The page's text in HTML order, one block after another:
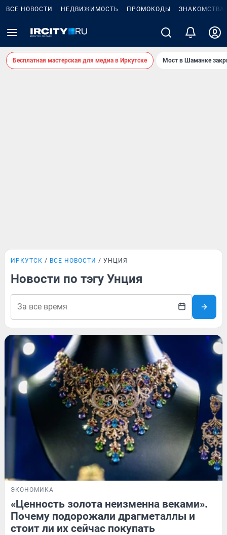
ВСЕ НОВОСТИ НЕДВИЖИМОСТЬ ПРОМОКОДЫ ЗНАКОМСТВА
Бесплатная мастерская для медиа в Иркутске Мост в Шаманке
ИРКУТСК ВСЕ НОВОСТИ УНЦИЯ
Новости по тэгу Унция
ЭКОНОМИКА
«Ценность золота неизменна веками».
Почему подорожали драгметаллы и
стоит ли их сейчас покупать